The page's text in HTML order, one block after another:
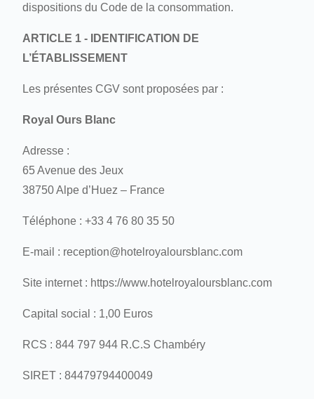
dispositions du Code de la consommation.
ARTICLE 1 - IDENTIFICATION DE
L’ÉTABLISSEMENT
Les présentes CGV sont proposées par :
Royal Ours Blanc
Adresse :
65 Avenue des Jeux
38750 Alpe d’Huez – France
Téléphone : +33 4 76 80 35 50
E-mail : reception@hotelroyaloursblanc.com
Site internet : https://www.hotelroyaloursblanc.com
Capital social : 1,00 Euros
RCS : 844 797 944 R.C.S Chambéry
SIRET : 84479794400049